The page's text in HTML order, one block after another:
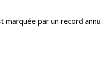
marquée par un record